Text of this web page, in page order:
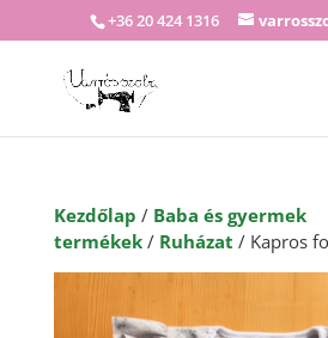
+36 20 424 1316
Kezdőlap / Baba és gyermek
termékek/ Ruházat / Kapros